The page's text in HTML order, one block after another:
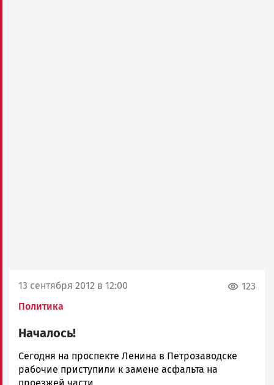
13 сентября 2012 в 12:00
Политика
123
Началось!
admintimur
Новости
Сегодня на проспекте Ленина в Петрозаводске
рабочие приступили к замене асфальта на